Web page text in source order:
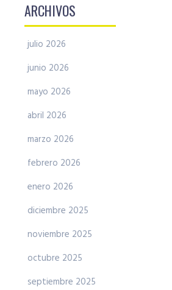
ARCHIVOS
julio 2026
junio 2026
mayo 2026
abril 2026
marzo 2026
febrero 2026
enero 2026
diciembre 2025
noviembre 2025
octubre 2025
septiembre 2025